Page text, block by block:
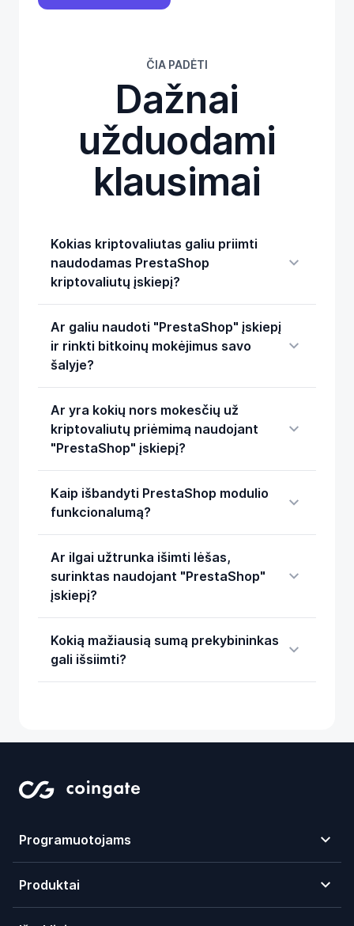
ČIA PADĖTI
Dažnai
užduodami
klausimai
Kokias kriptovaliutas galiu priimti
naudodamas PrestaShop
kriptovaliutų įskiepį?
Ar galiu naudoti "PrestaShop" įskiepį
ir rinkti bitkoinų mokėjimus savo
šalyje?
Ar yra kokių nors mokesčių už
kriptovaliutų priėmimą naudojant
"PrestaShop" įskiepį?
Kaip išbandyti PrestaShop modulio
funkcionalumą?
Ar ilgai užtrunka išimti lėšas,
surinktas naudojant "PrestaShop"
įskiepį?
Kokią mažiausią sumą prekybininkas
gali išsiimti?
Programuotojams
Produktai